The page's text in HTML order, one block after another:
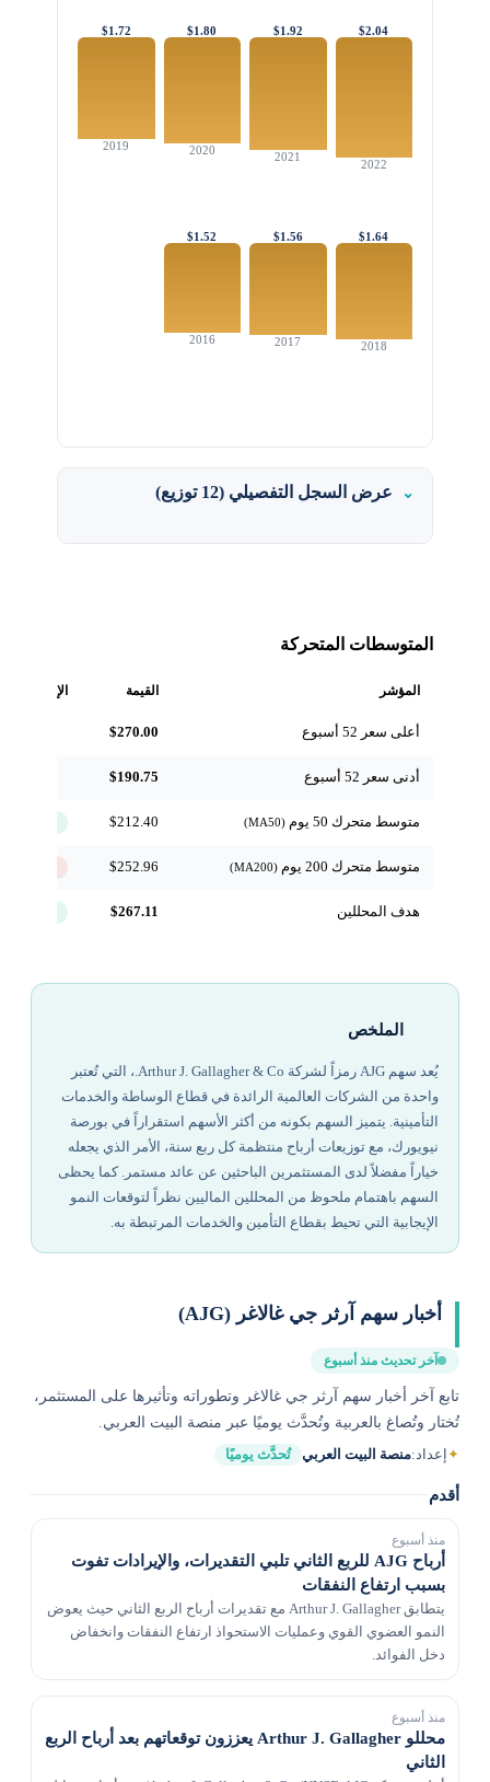
$2.04
2022
$1.92
2021
$1.80
2020
$1.72
2019
$1.64
2018
$1.56
2017
$1.52
2016
عرض السجل التفصيلي (12 توزيع)
المتوسطات المتحركة
المؤشر القيمة الإشارة
أعلى سعر 52 أسبوع $270.00
أدنى سعر 52 أسبوع $190.75
متوسط متحرك 50 يوم $212.40
متوسط متحرك 200 يوم $252.96
هدف المحللين $267.11
الملخص
يُعد سهم AJG رمزاً لشركة Arthur J. Gallagher & Co.، التي تُعتبر
واحدة من الشركات العالمية الرائدة في قطاع الوساطة والخدمات
التأمينية. يتميز السهم بكونه من أكثر الأسهم استقراراً في بورصة
نيويورك، مع توزيعات أرباح منتظمة كل ربع سنة، الأمر الذي يجعله
خياراً مفضلاً لدى المستثمرين الباحثين عن عائد مستمر. كما يحظى
السهم باهتمام ملحوظ من المحللين الماليين نظراً لتوقعات النمو
الإيجابية التي تحيط بقطاع التأمين والخدمات المرتبطة به.
أخبار سهم آرثر جي غالاغر (AJG)
آخر تحديث منذ أسبوع
تابع آخر أخبار سهم آرثر جي غالاغر وتطوراته وتأثيرها على المستثمر،
تُختار وتُصاغ بالعربية وتُحدَّث يوميًا عبر منصة البيت العربي.
✦إعداد: منصة البيت العربي تُحدَّث يوميًا
أقدم
منذ أسبوع
أرباح AJG للربع الثاني تلبي التقديرات، والإيرادات تفوت
بسبب ارتفاع النفقات
يتطابق Arthur J. Gallagher مع تقديرات أرباح الربع الثاني حيث يعوض
النمو العضوي القوي وعمليات الاستحواذ ارتفاع النفقات وانخفاض
دخل الفوائد.
منذ أسبوع
محللو Arthur J. Gallagher يعززون توقعاتهم بعد أرباح الربع
الثاني